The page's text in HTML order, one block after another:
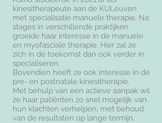
kinesitherapeute aan de KULeuven
met specialisatie manuele therapie. Na
stages in verschillende praktijken
groeide haar interesse in de manuele
en myofasciale therapie. Hier zal ze
zich in de toekomst dan ook verder in
specialiseren.
Bovendien heeft ze ook interesse in de
pre- en postnatale kinesitherapie.
Met behulp van een actieve aanpak wil
ze haar patiënten zo snel mogelijk van
hun klachten verhelpen, met behoud
van de resultaten op lange termijn.